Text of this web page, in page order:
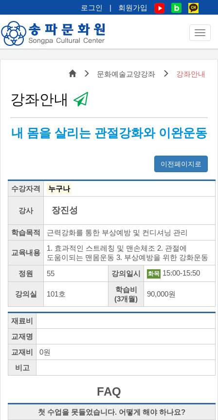
로그인 | 회원가입
문화예술교양강좌 강좌안내
강좌안내
내 몸을 살리는 관절강화와 이완운동
이전페이지로
수강자격 누구나
강사 장진성
학습목적 근력강화를 통한 부상예방 및 컨디셔닝 관리
교육내용
1. 효과적인 스트레칭 및 맨손체조 2. 관절에
도움이되는 맨몸운동 3. 부상예방을 위한 강화운동
정원
55 강의일시 화목 15:00-15:50
강의실 101호
학습비
(3개월)
90,000원
재료비
교재명
교재비
0원
비고
FAQ
첫 수업을 못들었습니다. 어떻게 해야 하나요?